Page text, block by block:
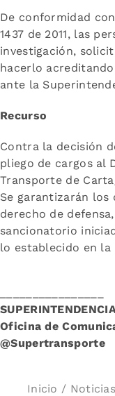
De conformidad
1437 de 2011, las
investigación,
hacerlo
ante la
Recurso
Contra la decisión
pliego de cargos al
Transporte de
Se garantizarán los
derecho de
sancionatorio
lo establecido en la
Oficina de
@Supertransporte
Inicio /